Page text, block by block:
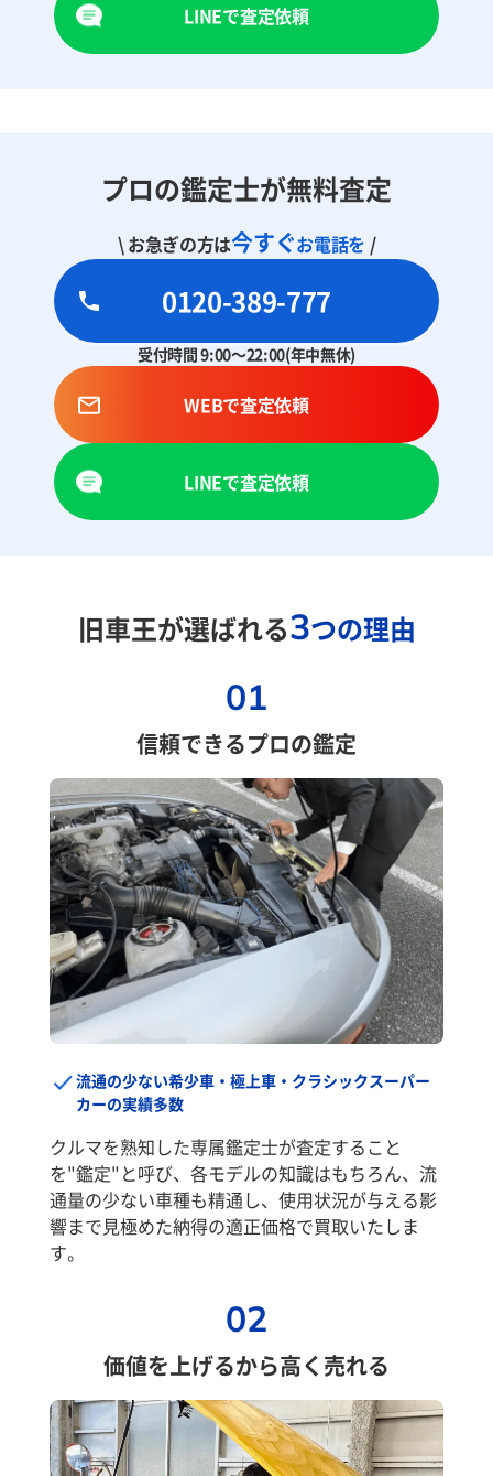
LINEで査定依頼
プロの鑑定士が無料査定
\ お急ぎの方は今すぐお電話を /
0120-389-777
受付時間 9:00～22:00(年中無休)
WEBで査定依頼
LINEで査定依頼
旧車王が選ばれる3つの理由
01
信頼できるプロの鑑定
流通の少ない希少車・極上車・クラシックスーパー
カーの実績多数
クルマを熟知した専属鑑定士が査定すること
を"鑑定"と呼び、各モデルの知識はもちろん、流
通量の少ない車種も精通し、使用状況が与える影
響まで見極めた納得の適正価格で買取いたしま
す。
02
価値を上げるから高く売れる